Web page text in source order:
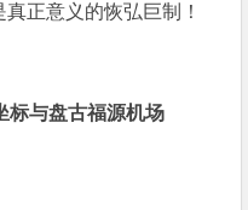
正意义的恢弘巨制！
标与盘古福源机场